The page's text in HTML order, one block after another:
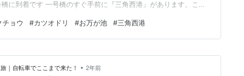
に到着です 一号橋のすぐ手前に『三角西港』があります。ここ
次は三号橋、PCラーメン形式の橋です。 すぐ四号橋へと続きま
で一番長い橋です。 最…
チョウ #カツオドリ #お万が池 #三角西港
｜自転車でここまで来た！ • 2年前